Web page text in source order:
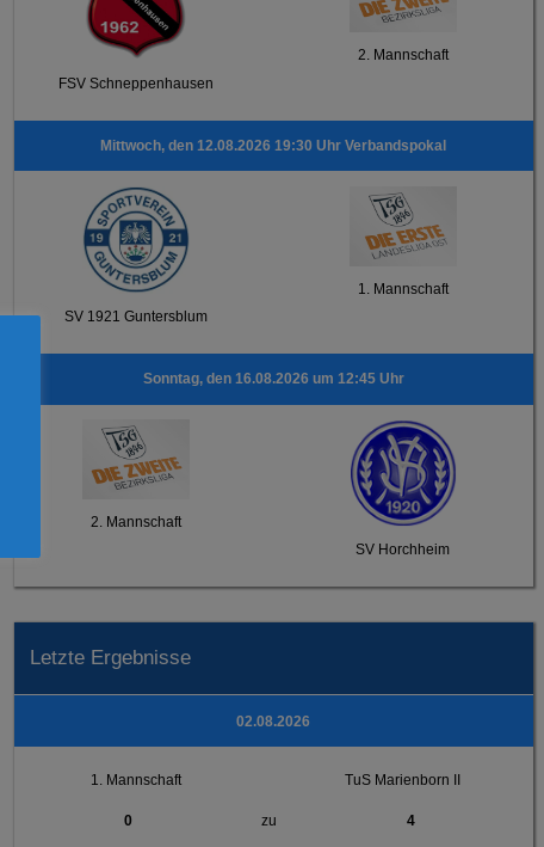
FSV Schneppenhausen
2. Mannschaft
Mittwoch, den 12.08.2026 19:30 Uhr Verbandspokal
SV 1921 Guntersblum
1. Mannschaft
Sonntag, den 16.08.2026 um 12:45 Uhr
2. Mannschaft
SV Horchheim
Letzte Ergebnisse
02.08.2026
1. Mannschaft TuS Marienborn II
0 zu 4